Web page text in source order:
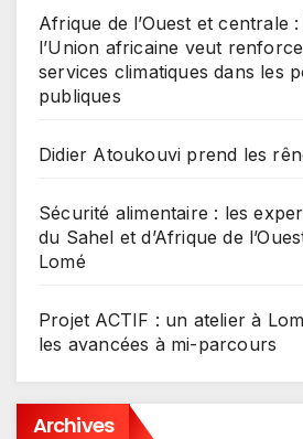
Afrique de l’Ouest et centrale
l’Union africaine veut
services climatiques dans les
publiques
Didier Atoukouvi prend les
Sécurité alimentaire : les
du Sahel et d’Afrique de
Lomé
Projet ACTIF : un atelier à
les avancées à mi-parcours
Archives